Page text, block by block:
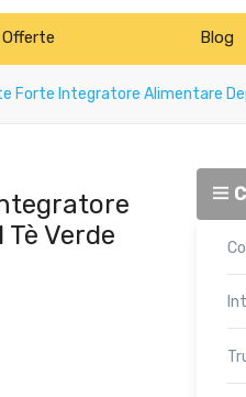
Offerte Blog
Forte Integratore Alimentare
Verde